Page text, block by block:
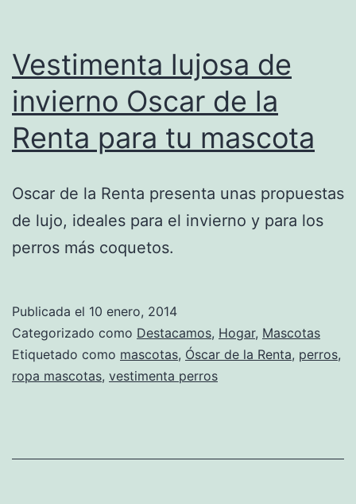
Vestimenta lujosa de
invierno Oscar de la
Renta para tu mascota
Oscar de la Renta presenta unas propuestas
de lujo, ideales para el invierno y para los
perros más coquetos.
Publicada el 10 enero, 2014
Categorizado como Destacamos, Hogar, Mascotas
Etiquetado como mascotas, Óscar de la Renta, perros,
ropa mascotas, vestimenta perros